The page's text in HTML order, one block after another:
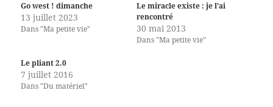
Go west ! dimanche
13 juillet 2023
Dans "Ma petite vie"
Le miracle existe : je l’ai
rencontré
30 mai 2013
Dans "Ma petite vie"
Le pliant 2.0
7 juillet 2016
Dans "Du matériel"